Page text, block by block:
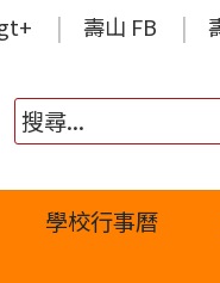
壽山 FB
學校行事曆